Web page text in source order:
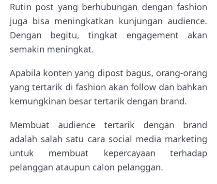
Rutin post yang berhubungan dengan fashion
juga bisa meningkatkan kunjungan audience.
Dengan begitu, tingkat engagement akan
semakin meningkat.
Apabila konten yang dipost bagus, orang-orang
yang tertarik di fashion akan follow dan bahkan
kemungkinan besar tertarik dengan brand.
Membuat audience tertarik dengan brand
adalah salah satu cara social media marketing
untuk membuat kepercayaan terhadap
pelanggan ataupun calon pelanggan.